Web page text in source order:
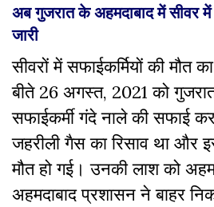
अब गुजरात के अहमदाबाद में सीवर
जारी
सीवरों में सफाईकर्मियों की मौत
बीते 26 अगस्त, 2021 को
सफाईकर्मी गंदे नाले की सफाई
जहरीली गैस का रिसाव था और
मौत हो गई। उनकी लाश को
अहमदाबाद प्रशासन ने बाहर